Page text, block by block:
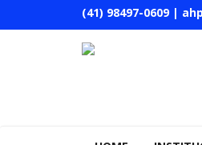
(41) 98497-0609 |